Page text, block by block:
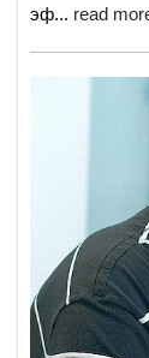
эф... read